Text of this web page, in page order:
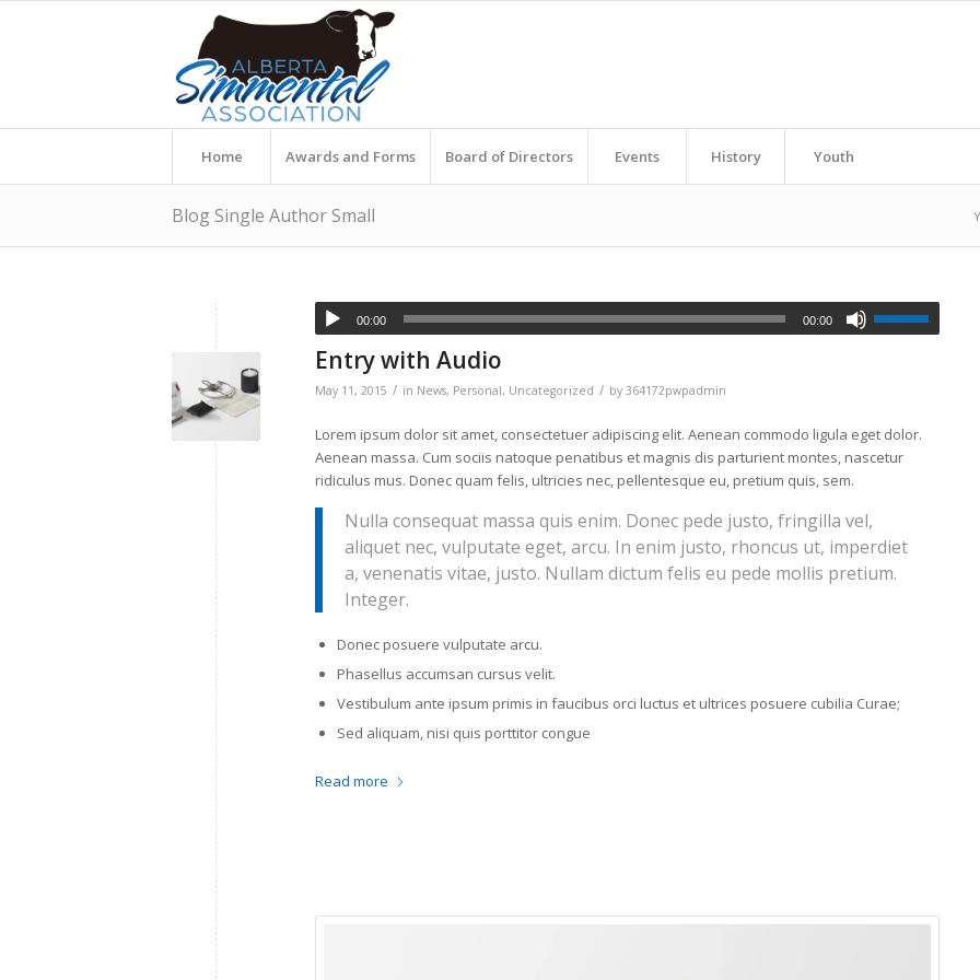
Home Awards and Forms Board of Directors Events History Youth
Blog Single Author Small
00:00 00:00
Entry with Audio
May 11, 2015 / in News, Personal, Uncategorized / by 364172pwpadmin
Lorem ipsum dolor sit amet, consectetuer adipiscing elit. Aenean commodo ligula eget dolor.
Aenean massa. Cum sociis natoque penatibus et magnis dis parturient montes, nascetur
ridiculus mus. Donec quam felis, ultricies nec, pellentesque eu, pretium quis, sem.
Nulla consequat massa quis enim. Donec pede justo, fringilla vel,
aliquet nec, vulputate eget, arcu. In enim justo, rhoncus ut, imperdiet
a, venenatis vitae, justo. Nullam dictum felis eu pede mollis pretium.
Integer.
Donec posuere vulputate arcu.
Phasellus accumsan cursus velit.
Vestibulum ante ipsum primis in faucibus orci luctus et ultrices posuere cubilia Curae;
Sed aliquam, nisi quis porttitor congue
Read more